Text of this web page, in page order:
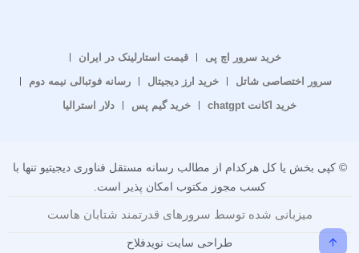
خرید سرور اچ پی
قیمت استارلینک در ایران
سرور اختصاصی شاتل
خرید ارز دیجیتال
رسانه فوتبالی نیمه دوم
خرید اکانت chatgpt
خرید گیم پس دلار استرالیا
© کپی بخش یا کل هرکدام از مطالب رسانه مستقل فناوری دیجیتیو تنها با
کسب مجوز مکتوب امکان پذیر است.
میزبانی شده توسط سرورهای قدرتمند شتابان هاست
طراحی سایت نویدفلاح